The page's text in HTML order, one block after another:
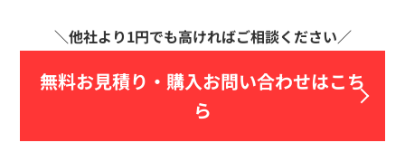
無料お見積り・ 購入お問い合わせはこち
ら